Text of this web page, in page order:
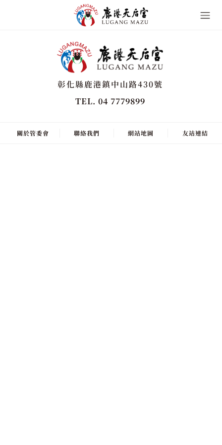
彰化縣鹿港鎮中山路430號
TEL. 04 7779899
關於管委會 聯絡我們 網站地圖 友站連結